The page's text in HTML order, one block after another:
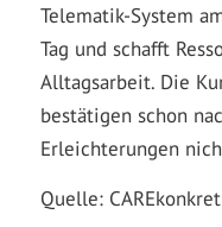
Telematik-System
Tag und schafft
Alltagsarbeit. Die
bestätigen schon
Erleichterungen
Quelle: